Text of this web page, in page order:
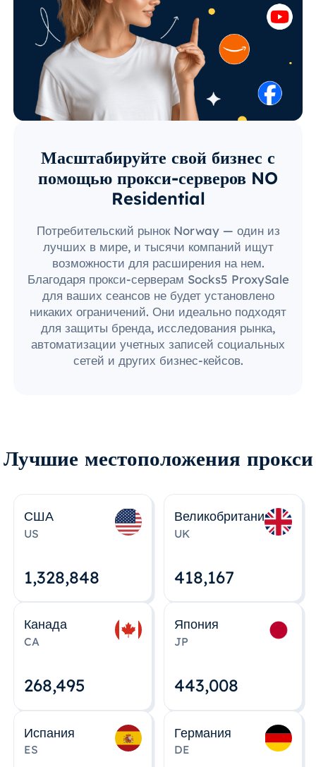
Масштабируйте свой бизнес с
помощью прокси-серверов NO
Residential
Потребительский рынок Norway — один из
лучших в мире, и тысячи компаний ищут
возможности для расширения на нем.
Благодаря прокси-серверам Socks5 ProxySale
для ваших сеансов не будет установлено
никаких ограничений. Они идеально подходят
для защиты бренда, исследования рынка,
автоматизации учетных записей социальных
сетей и других бизнес-кейсов.
Лучшие местоположения прокси
США
US
1,328,848
Великобритания
UK
418,167
Канада
CA
268,495
Япония
JP
443,008
Испания
ES
Германия
DE